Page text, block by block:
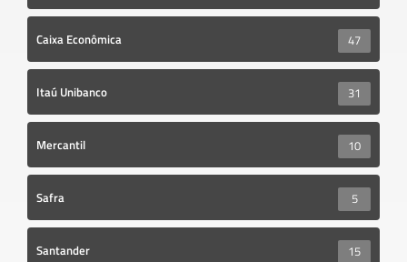
Caixa Econômica 47
Itaú Unibanco 31
Mercantil 10
Safra 5
Santander 15